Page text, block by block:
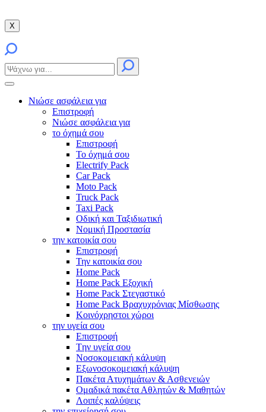
X
Νιώσε ασφάλεια για
Επιστροφή
Νιώσε ασφάλεια για
το όχημά σου
Επιστροφή
Το όχημά σου
Electrify Pack
Car Pack
Moto Pack
Truck Pack
Taxi Pack
Οδική και Ταξιδιωτική
Νομική Προστασία
την κατοικία σου
Επιστροφή
Την κατοικία σου
Home Pack
Home Pack Εξοχική
Home Pack Στεγαστικό
Home Pack Βραχυχρόνιας Μίσθωσης
Κοινόχρηστοι χώροι
την υγεία σου
Επιστροφή
Tην υγεία σου
Νοσοκομειακή κάλυψη
Εξωνοσοκομειακή κάλυψη
Πακέτα Ατυχημάτων & Ασθενειών
Ομαδικά πακέτα Αθλητών & Μαθητών
Λοιπές καλύψεις